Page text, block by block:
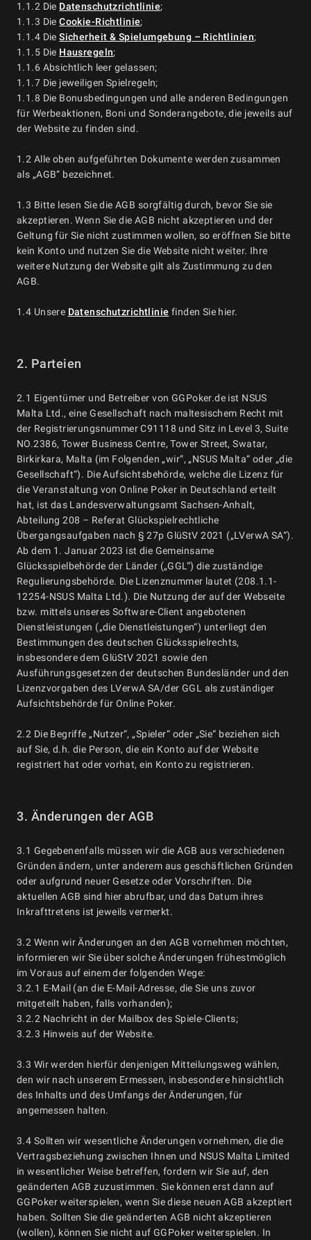
1.1.2 Die Datenschutzrichtlinie;
1.1.3 DieCookie-Richtlinie;
1.1.4 DieSicherheit & Spielumgebung – Richtlinien;
1.1.5 Die Hausregeln;
1.1.6 Absichtlich leer gelassen;
1.1.7 Die jeweiligen Spielregeln;
1.1.8 Die Bonusbedingungen und alle anderen Bedingungen
für Werbeaktionen, Boni und Sonderangebote, die jeweils auf
der Website zu finden sind.
1.2 Alle oben aufgeführten Dokumente werden zusammen
als „AGB“ bezeichnet.
1.3 Bitte lesen Sie die AGB sorgfältig durch, bevor Sie sie
akzeptieren. Wenn Sie die AGB nicht akzeptieren und der
Geltung für Sie nicht zustimmen wollen, so eröffnen Sie bitte
kein Konto und nutzen Sie die Website nicht weiter. Ihre
weitere Nutzung der Website gilt als Zustimmung zu den
AGB.
1.4 Unsere Datenschutzrichtlinie finden Sie hier.
2. Parteien
2.1 Eigentümer und Betreiber von GGPoker.de ist NSUS
Malta Ltd., eine Gesellschaft nach maltesischem Recht mit
der Registrierungsnummer C91118 und Sitz in Level 3, Suite
NO.2386, Tower Business Centre, Tower Street, Swatar,
Birkirkara, Malta (im Folgenden „wir“, „NSUS Malta“ oder „die
Gesellschaft“). Die Aufsichtsbehörde, welche die Lizenz für
die Veranstaltung von Online Poker in Deutschland erteilt
hat, ist das Landesverwaltungsamt Sachsen-Anhalt,
Abteilung 208 – Referat Glückspielrechtliche
Übergangsaufgaben nach § 27p GlüStV 2021 („LVerwA SA“).
Ab dem 1. Januar 2023 ist die Gemeinsame
Glücksspielbehörde der Länder („GGL“) die zuständige
Regulierungsbehörde. Die Lizenznummer lautet (208.1.1-
12254-NSUS Malta Ltd.). Die Nutzung der auf der Webseite
bzw. mittels unseres Software-Client angebotenen
Dienstleistungen („die Dienstleistungen“) unterliegt den
Bestimmungen des deutschen Glücksspielrechts,
insbesondere dem GlüStV 2021 sowie den
Ausführungsgesetzen der deutschen Bundesländer und den
Lizenzvorgaben des LVerwA SA/der GGL als zuständiger
Aufsichtsbehörde für Online Poker.
2.2 Die Begriffe „Nutzer“, „Spieler“ oder „Sie“ beziehen sich
auf Sie, d.h. die Person, die ein Konto auf der Website
registriert hat oder vorhat, ein Konto zu registrieren.
3. Änderungen der AGB
3.1 Gegebenenfalls müssen wir die AGB aus verschiedenen
Gründen ändern, unter anderem aus geschäftlichen Gründen
oder aufgrund neuer Gesetze oder Vorschriften. Die
aktuellen AGB sind hier abrufbar, und das Datum ihres
Inkrafttretens ist jeweils vermerkt.
3.2 Wenn wir Änderungen an den AGB vornehmen möchten,
informieren wir Sie über solche Änderungen frühestmöglich
im Voraus auf einem der folgenden Wege:
3.2.1 E-Mail (an die E-Mail-Adresse, die Sie uns zuvor
mitgeteilt haben, falls vorhanden);
3.2.2 Nachricht in der Mailbox des Spiele-Clients;
3.2.3 Hinweis auf der Website.
3.3 Wir werden hierfür denjenigen Mitteilungsweg wählen,
den wir nach unserem Ermessen, insbesondere hinsichtlich
des Inhalts und des Umfangs der Änderungen, für
angemessen halten.
3.4 Sollten wir wesentliche Änderungen vornehmen, die die
Vertragsbeziehung zwischen Ihnen und NSUS Malta Limited
in wesentlicher Weise betreffen, fordern wir Sie auf, den
geänderten AGB zuzustimmen. Sie können erst dann auf
GGPoker weiterspielen, wenn Sie diese neuen AGB akzeptiert
haben. Sollten Sie die geänderten AGB nicht akzeptieren
(wollen), können Sie nicht auf GGPoker weiterspielen. In